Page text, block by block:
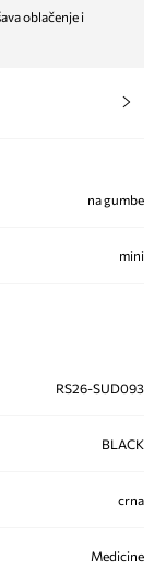
oblačenje i
na gumbe
mini
RS26-SUD093
BLACK
crna
Medicine